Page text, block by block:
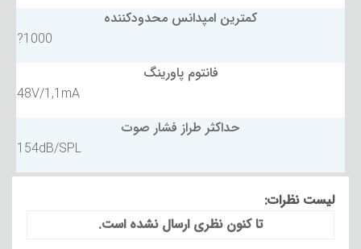
کمترین امپدانس محدودکننده
1000?
فانتوم پاورینگ
48V/1,1mA
حداکثر طراز فشار صوت
154dB/SPL
لیست نظرات:
تا کنون نظری ارسال نشده است.